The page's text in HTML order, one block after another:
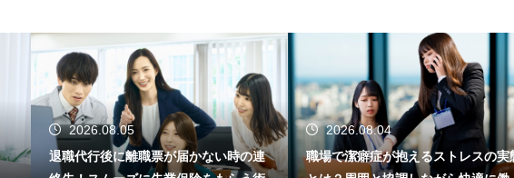
2026.08.05
退職代行後に離職票が届かない時の連
2026.08.04
職場で潔癖症が抱えるストレスの実態